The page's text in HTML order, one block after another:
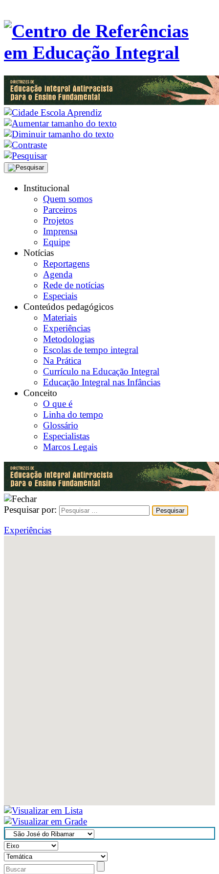
Institucional
Quem somos
Parceiros
Projetos
Imprensa
Equipe
Notícias
Reportagens
Agenda
Rede de notícias
Especiais
Conteúdos pedagógicos
Materiais
Experiências
Metodologias
Escolas de tempo integral
Na Prática
Currículo na Educação Integral
Educação Integral nas Infâncias
Conceito
O que é
Linha do tempo
Glossário
Especialistas
Marcos Legais
Pesquisar por:
Experiências